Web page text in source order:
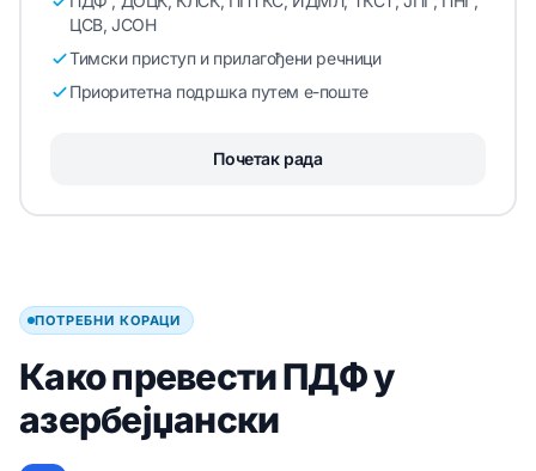
ЦСВ, ЈСОН
Тимски приступ и прилагођени речници
Приоритетна подршка путем е-поште
Почетак рада
ПОТРЕБНИ КОРАЦИ
Како превести ПДФ у
азербејџански